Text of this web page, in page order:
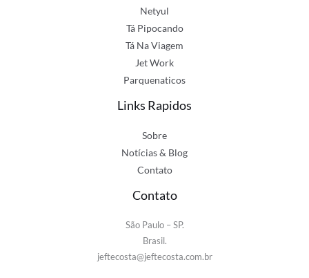
Netyul
Tá Pipocando
Tá Na Viagem
Jet Work
Parquenaticos
Links Rapidos
Sobre
Notícias & Blog
Contato
Contato
São Paulo – SP.
Brasil.
jeftecosta@jeftecosta.com.br